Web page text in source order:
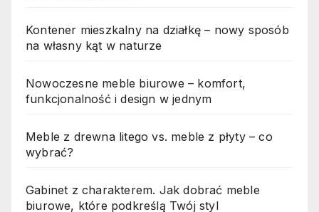
Kontener mieszkalny na działkę – nowy sposób
na własny kąt w naturze
Nowoczesne meble biurowe – komfort,
funkcjonalność i design w jednym
Meble z drewna litego vs. meble z płyty – co
wybrać?
Gabinet z charakterem. Jak dobrać meble
biurowe, które podkreślą Twój styl